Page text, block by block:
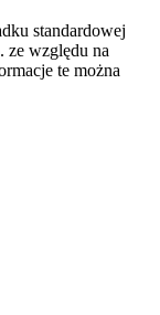
standardowej
ze względu na
te można